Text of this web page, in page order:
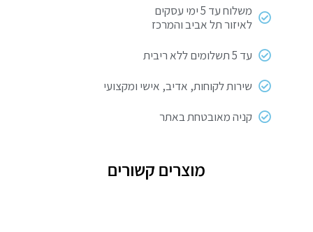
SIGNET
משלוח עד 5 ימי עסקים
לאיזור תל אביב והמרכז
עד 5 תשלומים ללא ריבית
שירות לקוחות, אדיב, אישי ומקצועי
קניה מאובטחת באתר
מוצרים קשורים